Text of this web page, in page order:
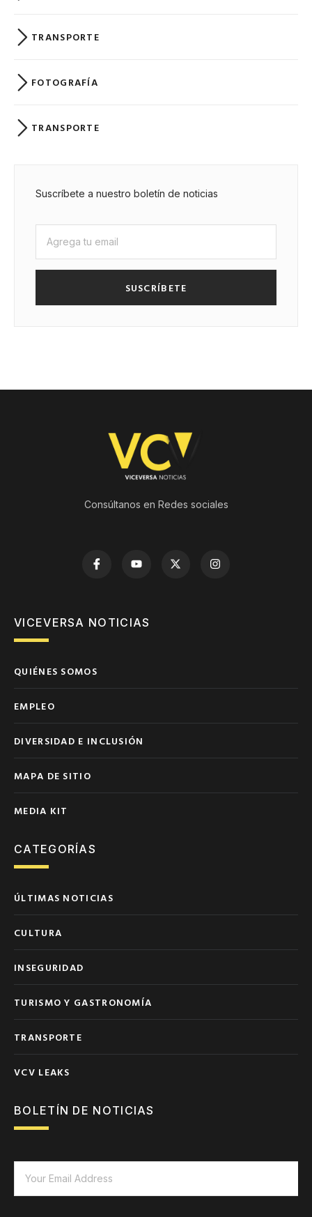
TRANSPORTE
FOTOGRAFÍA
TRANSPORTE
Suscríbete a nuestro boletín de noticias
SUSCRÍBETE
Consúltanos en Redes sociales
VICEVERSA NOTICIAS
QUIÉNES SOMOS
EMPLEO
DIVERSIDAD E INCLUSIÓN
MAPA DE SITIO
MEDIA KIT
CATEGORÍAS
ÚLTIMAS NOTICIAS
CULTURA
INSEGURIDAD
TURISMO Y GASTRONOMÍA
TRANSPORTE
VCV LEAKS
BOLETÍN DE NOTICIAS